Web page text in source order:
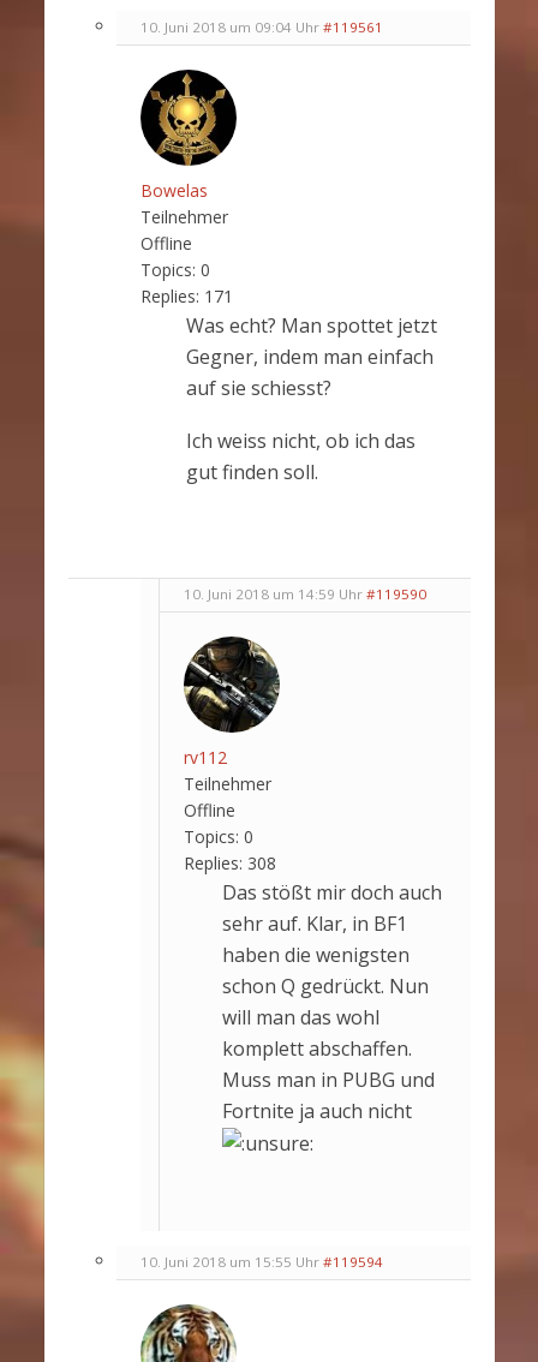
10. Juni 2018 um 09:04 Uhr #119561
Bowelas
Teilnehmer
Offline
Topics: 0
Replies: 171
Was echt? Man spottet jetzt
Gegner, indem man einfach
auf sie schiesst?
Ich weiss nicht, ob ich das
gut finden soll.
10. Juni 2018 um 14:59 Uhr #119590
rv112
Teilnehmer
Offline
Topics: 0
Replies: 308
Das stößt mir doch auch
sehr auf. Klar, in BF1
haben die wenigsten
schon Q gedrückt. Nun
will man das wohl
komplett abschaffen.
Muss man in PUBG und
Fortnite ja auch nicht
10. Juni 2018 um 15:55 Uhr #119594